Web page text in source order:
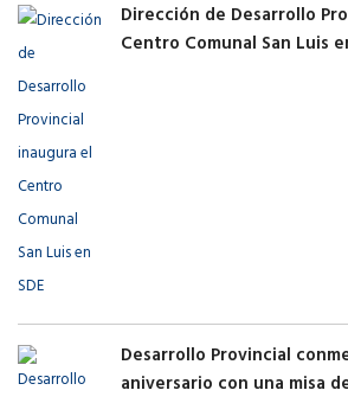
Dirección de Desarrollo
Centro Comunal San Luis
Desarrollo Provincial
aniversario con una misa